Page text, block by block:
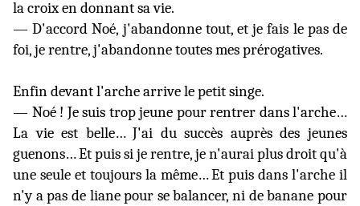
la croix en donnant sa vie.
— D'accord Noé, j'abandonne tout, et je fais le pas de
foi, je rentre, j'abandonne toutes mes prérogatives.
Enfin devant l'arche arrive le petit singe.
— Noé ! Je suis trop jeune pour rentrer dans l'arche…
La vie est belle… J'ai du succès auprès des jeunes
guenons… Et puis si je rentre, je n'aurai plus droit qu'à
une seule et toujours la même… Et puis dans l'arche il
n'y a pas de liane pour se balancer, ni de banane pour